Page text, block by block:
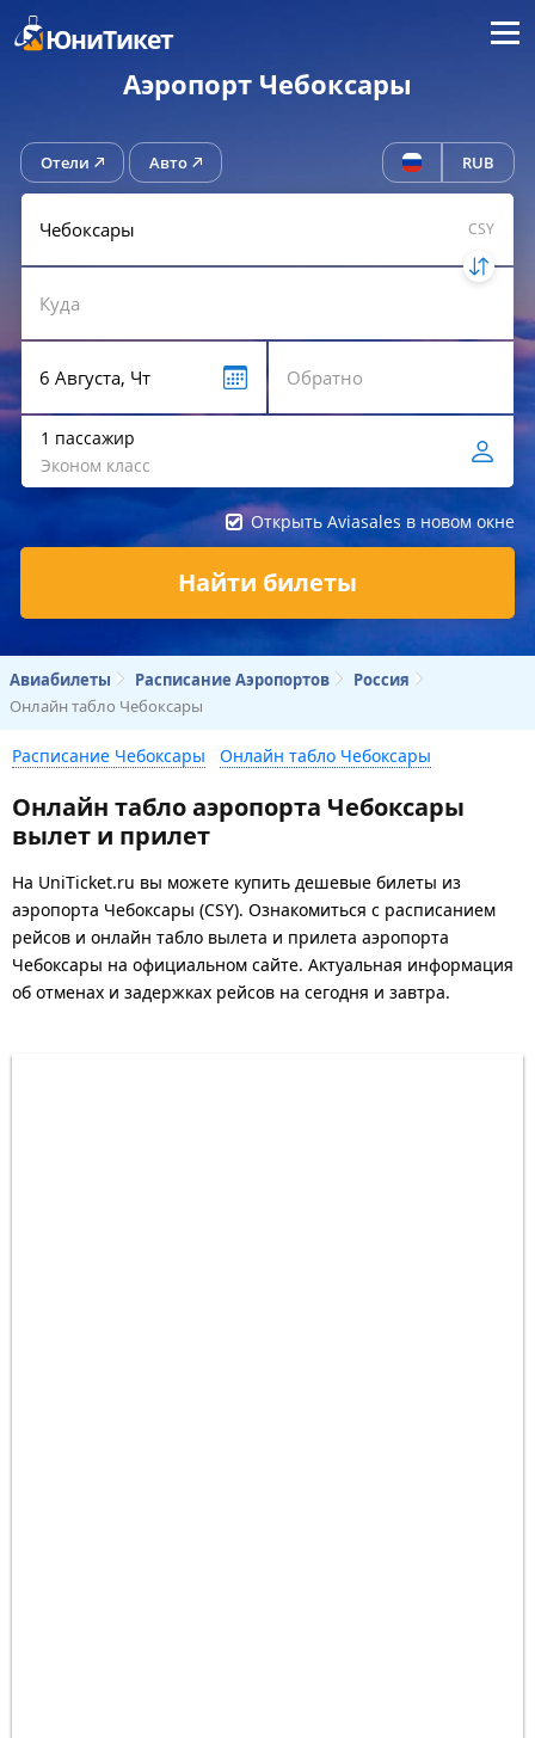
ЮниТикет Меню
Аэропорт Чебоксары
Отели Авто RUB
CSY
1 пассажир
Эконом класс
Открыть Aviasales в новом окне
Найти билеты
Авиабилеты Расписание Аэропортов
Россия
Онлайн табло Чебоксары
Расписание Чебоксары Онлайн табло Чебоксары
Онлайн табло аэропорта Чебоксары
вылет и прилет
На UniTicket.ru вы можете купить дешевые билеты из
аэропорта Чебоксары (CSY). Ознакомиться с расписанием
рейсов и онлайн табло вылета и прилета аэропорта
Чебоксары на официальном сайте. Актуальная информация
об отменах и задержках рейсов на сегодня и завтра.